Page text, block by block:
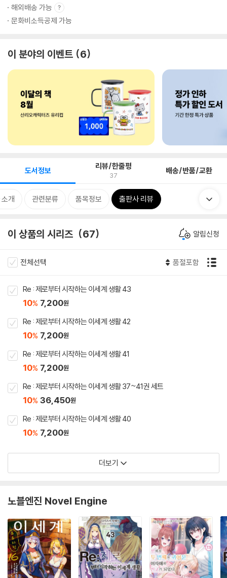
해외배송 가능
문화비소득공제 가능
이 분야의 이벤트 6
도서정보 리뷰/한줄평
37 배송/반품/교환
개 관련분류 품목정보 출판사 리뷰
이 상품의 시리즈 67 알림신청
전체선택 품절포함
Re : 제로부터 시작하는 이세계 생활 43
10% 7,200원
Re : 제로부터 시작하는 이세계 생활 42
10% 7,200원
Re : 제로부터 시작하는 이세계 생활 41
10% 7,200원
Re : 제로부터 시작하는 이세계 생활 37~41권 세트
10% 36,450원
Re : 제로부터 시작하는 이세계 생활 40
10% 7,200원
더보기
노블엔진 Novel Engine